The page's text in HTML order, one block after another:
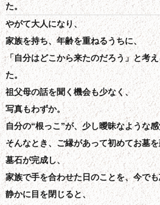
新着情報
た。
やがて大人になり、
家族を持ち、年齢を重ねるうちに、
「自分はどこから来たのだろう」と考
た。
祖父母の話を聞く機会も少なく、
写真もわずか。
自分の“根っこ”が、少し曖昧なような
そんなとき、ご縁があって初めてお墓
墓石が完成し、
家族で手を合わせた日のことを、今で
静かに目を閉じると、